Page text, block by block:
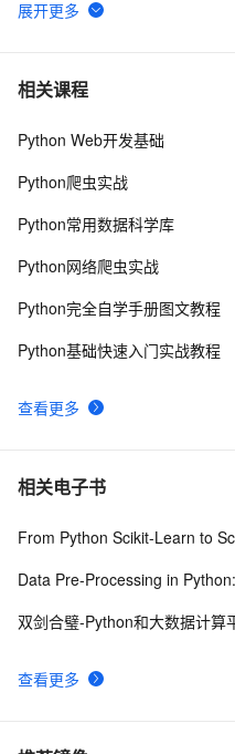
6
SharePoint Development -
7 C#合并两个List并删除重复项
8 【Java基础】探索List和
10Redis List 底层三种数据结构
相关课程
查看更多
Python Web开发基础
Python爬虫实战
Python常用数据科学库
Python网络爬虫实战
Python完全自学手册图文教程
Python基础快速入门实战教程
相关电子书
查看更多
From Python Scikit-Learn to Sc
Data Pre-Processing in Python:
双剑合璧-Python和大数据计算